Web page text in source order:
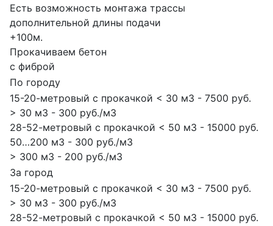
Есть возможность монтажа трассы
дополнительной длины подачи
+100м.
Прокачиваем бетон
с фиброй
По городу
15-20-метровый с прокачкой < 30 м3 - 7500 руб.
> 30 м3 - 300 руб./м3
28-52-метровый с прокачкой < 50 м3 - 15000 руб.
50…200 м3 - 300 руб./м3
> 300 м3 - 200 руб./м3
За город
15-20-метровый с прокачкой < 30 м3 - 7500 руб.
> 30 м3 - 300 руб./м3
28-52-метровый с прокачкой < 50 м3 - 15000 руб.